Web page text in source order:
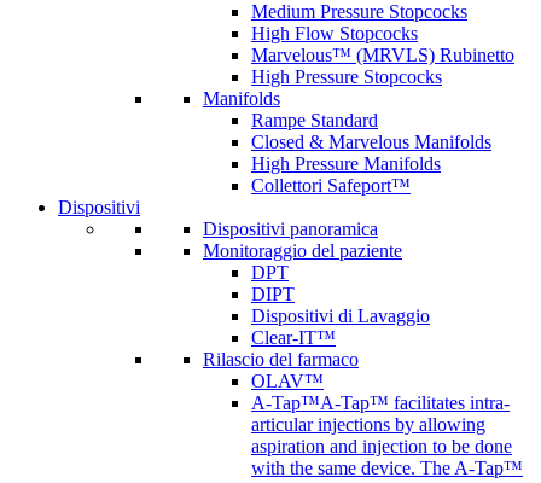
Medium Pressure Stopcocks
High Flow Stopcocks
Marvelous™ (MRVLS) Rubinetto
High Pressure Stopcocks
Manifolds
Rampe Standard
Closed & Marvelous Manifolds
High Pressure Manifolds
Collettori Safeport™
Dispositivi
Dispositivi panoramica
Monitoraggio del paziente
DPT
DIPT
Dispositivi di Lavaggio
Clear-IT™
Rilascio del farmaco
OLAV™
A-Tap™A-Tap™ facilitates intra-
articular injections by allowing
aspiration and injection to be done
with the same device. The A-Tap™